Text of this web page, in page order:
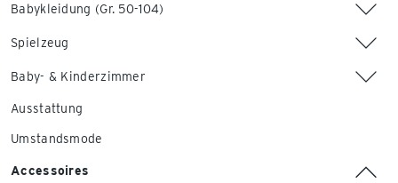
Babykleidung (Gr. 50-104)
Spielzeug
Baby- & Kinderzimmer
Ausstattung
Umstandsmode
Accessoires